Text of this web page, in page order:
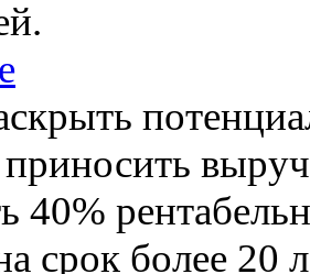
40%
срок более 20